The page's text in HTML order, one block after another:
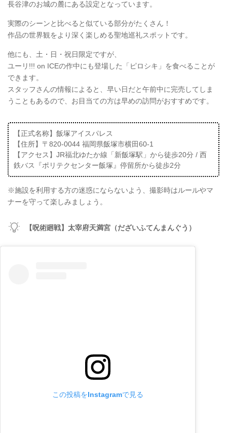
長谷津のお城の麓にある設定となっています。
実際のシーンと比べると似ている部分がたくさん！
作品の世界観をより深く楽しめる聖地巡礼スポットです。
他にも、土・日・祝日限定ですが、
ユーリ!!! on ICEの作中にも登場した「ピロシキ」を食べることが
できます。
スタッフさんの情報によると、早い日だと午前中に完売してしま
うこともあるので、お目当ての方は早めの訪問がおすすめです。
【正式名称】飯塚アイスパレス
【住所】〒820-0044 福岡県飯塚市横田60-1
【アクセス】JR福北ゆたか線「新飯塚駅」から徒歩20分 / 西
鉄バス『ポリテクセンター飯塚』停留所から徒歩2分
※施設を利用する方の迷惑にならないよう、撮影時はルールやマ
ナーを守って楽しみましょう。
【呪術廻戦】太宰府天満宮（だざいふてんまんぐう）
この投稿をInstagramで見る